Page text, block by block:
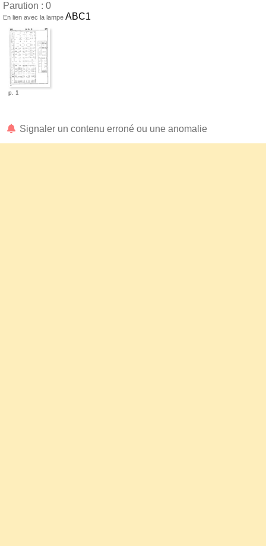
Parution : 0
En lien avec la lampe ABC1
p. 1
Signaler un contenu erroné ou une anomalie